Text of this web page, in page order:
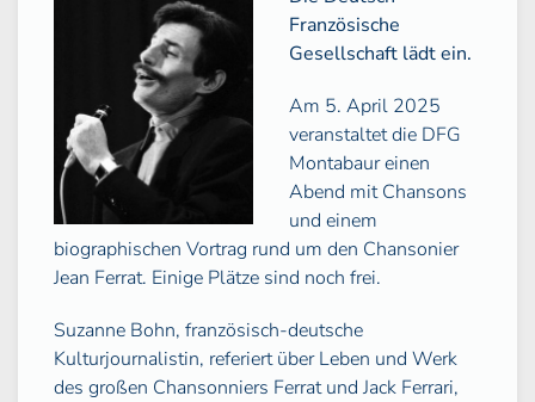
Französische
Gesellschaft lädt ein.
Am 5. April 2025
veranstaltet die DFG
Montabaur einen
Abend mit Chansons
und einem
biographischen Vortrag rund um den Chansonier
Jean Ferrat. Einige Plätze sind noch frei.
Suzanne Bohn, französisch-deutsche
Kulturjournalistin, referiert über Leben und Werk
des großen Chansonniers Ferrat und Jack Ferrari,